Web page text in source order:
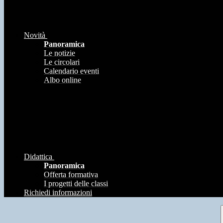
Novità
Panoramica
Le notizie
Le circolari
Calendario eventi
Albo online
Didattica
Panoramica
Offerta formativa
I progetti delle classi
Richiedi informazioni